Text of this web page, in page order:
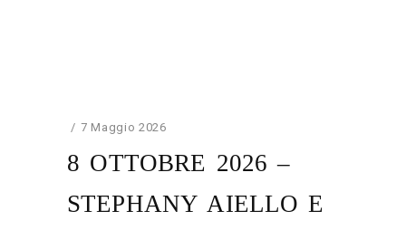
7 Maggio 2026
8 OTTOBRE 2026 –
STEPHANY AIELLO E